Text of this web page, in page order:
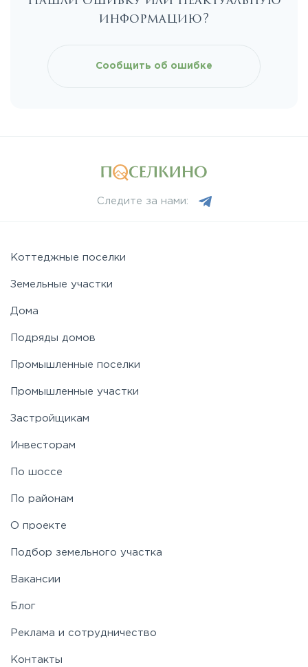
информацию?
Сообщить об ошибке
Следите за нами:
Коттеджные поселки
Земельные участки
Дома
Подряды домов
Промышленные поселки
Промышленные участки
Застройщикам
Инвесторам
По шоссе
По районам
О проекте
Подбор земельного участка
Вакансии
Блог
Реклама и сотрудничество
Контакты